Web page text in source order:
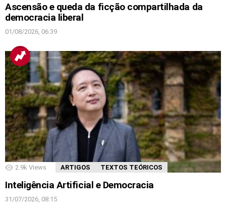
Ascensão e queda da ficção compartilhada da
democracia liberal
01/08/2026, 06:39
2.9k Views ARTIGOS TEXTOS TEÓRICOS
Inteligência Artificial e Democracia
31/07/2026, 08:15